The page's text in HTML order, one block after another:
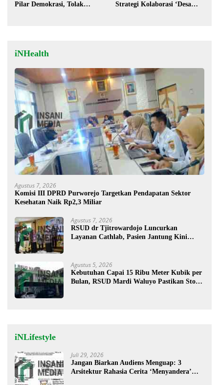
Pilar Demokrasi, Tolak
Strategi Kolaborasi ‘Desa
iNHealth
Agustus 7, 2026
Komisi III DPRD Purworejo Targetkan Pendapatan Sektor
Kesehatan Naik Rp2,3 Miliar
Agustus 7, 2026
RSUD dr Tjitrowardojo Luncurkan
Layanan Cathlab, Pasien Jantung Kini
Agustus 5, 2026
Kebutuhan Capai 15 Ribu Meter Kubik per
Bulan, RSUD Mardi Waluyo Pastikan Stok
iNLifestyle
Juli 29, 2026
Jangan Biarkan Audiens Menguap: 3
Arsitektur Rahasia Cerita ‘Menyandera’